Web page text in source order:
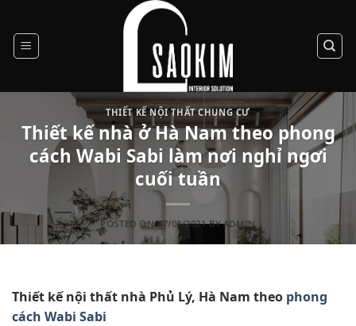
content
THIẾT KẾ NỘI THẤT CHUNG CƯ
Thiết kế nhà ở Hà Nam theo phong
cách Wabi Sabi làm nơi nghỉ ngơi
cuối tuần
POSTED ON17/08/2021BYADMIN
Thiết kế nội thất nhà Phủ Lý, Hà Nam theo phong
cách Wabi Sabi